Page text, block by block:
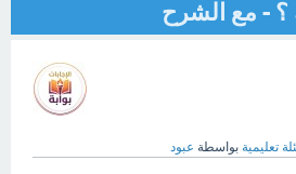
- مع الشرح
تعليمية بواسطة عبود